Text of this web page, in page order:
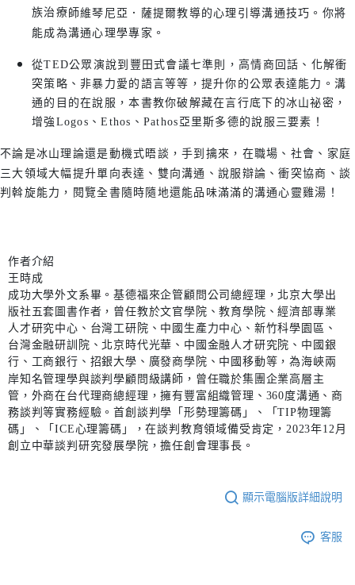
族治療師維琴尼亞．薩提爾教導的心理引導溝通技巧。你將
能成為溝通心理學專家。
從TED公眾演說到豐田式會議七準則，高情商回話、化解衝
突策略、非暴力愛的語言等等，提升你的公眾表達能力。溝
通的目的在說服，本書教你破解藏在言行底下的冰山祕密，
增強Logos、Ethos、Pathos亞里斯多德的說服三要素！
不論是冰山理論還是動機式晤談，手到擒來，在職場、社會、家庭
三大領域大幅提升單向表達、雙向溝通、說服辯論、衝突協商、談
判斡旋能力，閱覽全書隨時隨地還能品味滿滿的溝通心靈雞湯！
作者介紹
王時成
成功大學外文系畢。基德福來企管顧問公司總經理，北京大學出
版社五套圖書作者，曾任教於文官學院、教育學院、經濟部專業
人才研究中心、台灣工研院、中國生產力中心、新竹科學園區、
台灣金融研訓院、北京時代光華、中國金融人才研究院、中國銀
行、工商銀行、招銀大學、廣發商學院、中國移動等，為海峽兩
岸知名管理學與談判學顧問級講師，曾任職於集團企業高層主
管，外商在台代理商總經理，擁有豐富組織管理、360度溝通、商
務談判等實務經驗。首創談判學「形勢理籌碼」、「TIP物理籌
碼」、「ICE心理籌碼」，在談判教育領域備受肯定，2023年12月
創立中華談判研究發展學院，擔任創會理事長。
顯示電腦版詳細說明
客服